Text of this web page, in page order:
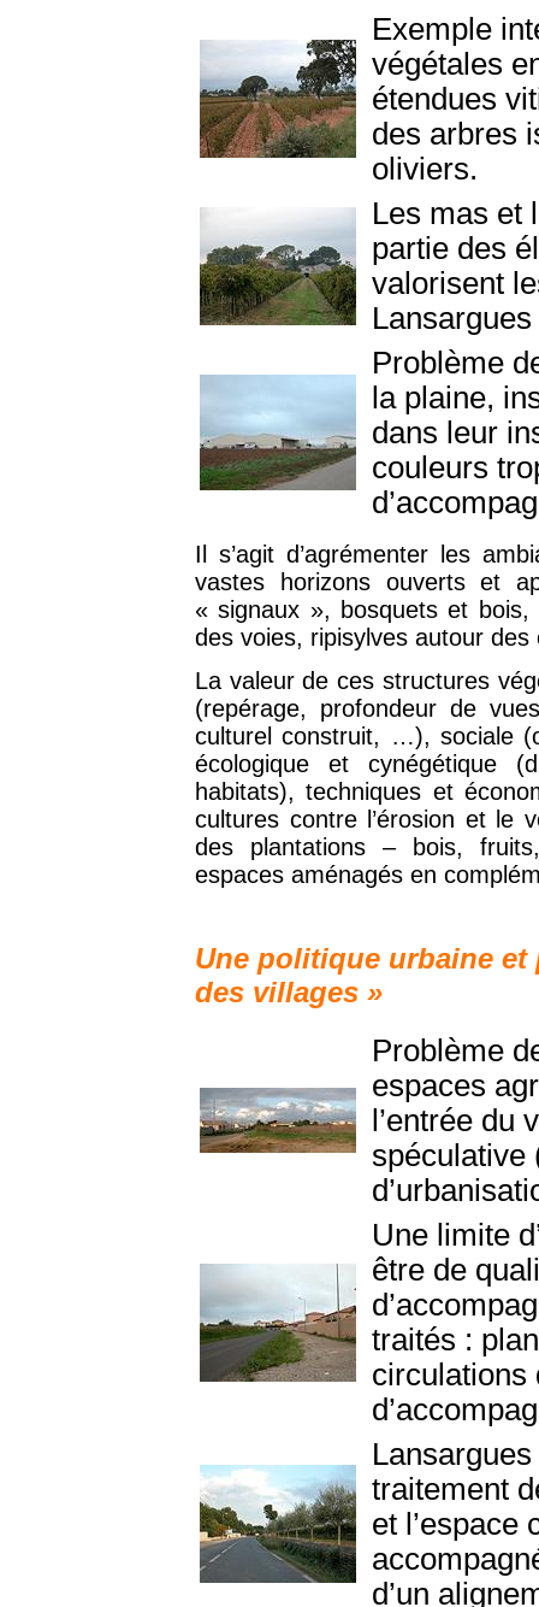
Exemple
végétales
étendues
des arbres
oliviers.
Les mas et
partie des
valorisent
Problème
la plaine,
dans leur
couleurs
Il s’agit d’agrémenter les
vastes horizons ouverts et
« signaux », bosquets et bois,
des voies, ripisylves autour
La valeur de ces structures
(repérage, profondeur de
culturel construit, …), sociale
écologique et cynégétique
habitats), techniques et
cultures contre l’érosion et le
des plantations – bois,
espaces aménagés en
Une politique urbaine et
des villages »
Problème
espaces
l’entrée du
spéculative
Une limite
être de
traités :
circulations
traitement
et l’espace
d’un